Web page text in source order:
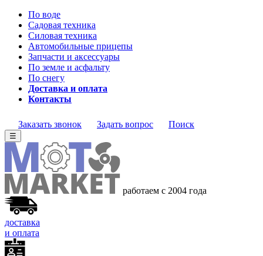
По воде
Садовая техника
Силовая техника
Автомобильные прицепы
Запчасти и аксессуары
По земле и асфальту
По снегу
Доставка и оплата
Контакты
Заказать звонок Задать вопрос Поиск
☰
работаем с 2004 года
доставка
и оплата